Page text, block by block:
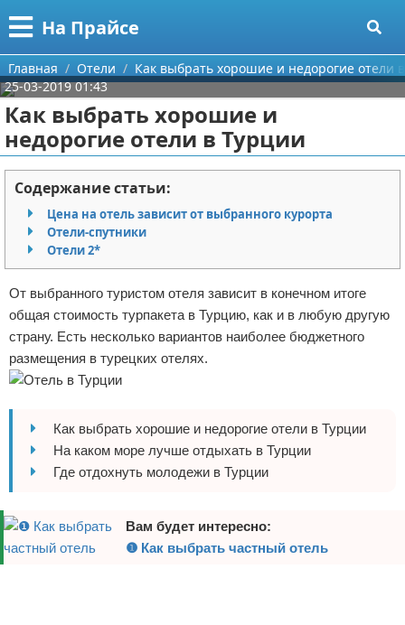
На Прайсе
Меню
Главная
Категории
Разное про покупки
Aliexpress
Сделай онлайн
Кемпинг
Круизы
Направления отдыха
Что посетить
Авиаперелеты
Отели
Отдых на природе
Поиск
О проекте
Контакты
Сотрудничество
Размещение рекламы
Для правообладателей
Условия предоставления информации
Отказ от ответственности
Главная Отели
Как выбрать хорошие и недорогие отели
25-03-2019 01:43
Как выбрать хорошие и
недорогие отели в Турции
Содержание статьи:
Цена на отель зависит от выбранного курорта
Отели-спутники
Отели 2*
От выбранного туристом отеля зависит в конечном итоге
общая стоимость турпакета в Турцию, как и в любую другую
страну. Есть несколько вариантов наиболее бюджетного
размещения в турецких отелях.
Как выбрать хорошие и недорогие отели в Турции
На каком море лучше отдыхать в Турции
Где отдохнуть молодежи в Турции
Вам будет интересно:
❶ Как выбрать частный отель